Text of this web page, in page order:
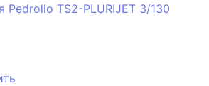
Pedrollo TS2-PLURIJET 3/130